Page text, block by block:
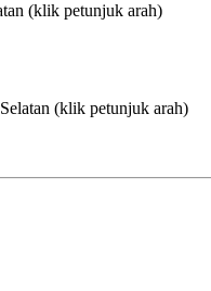
(klik petunjuk arah)
(klik petunjuk arah)